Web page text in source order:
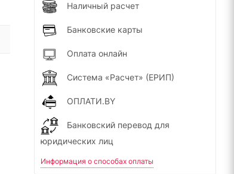
Наличный расчет
Банковские карты
Оплата онлайн
Система «Расчет» (ЕРИП)
ОПЛАТИ.BY
Банковский перевод для
юридических лиц
Информация о способах оплаты